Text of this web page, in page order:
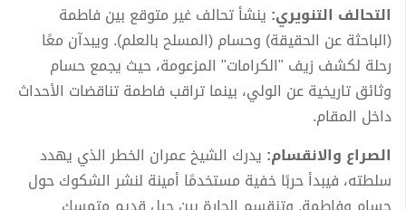
التحالف التنويري: ينشأ تحالف غير متوقع بين فاطمة
(الباحثة عن الحقيقة) وحسام (المسلح بالعلم). ويبدآن معًا
رحلة لكشف زيف "الكرامات" المزعومة، حيث يجمع حسام
وثائق تاريخية عن الولي، بينما تراقب فاطمة تناقضات الأحداث
داخل المقام.
الصراع والانقسام: يدرك الشيخ عمران الخطر الذي يهدد
سلطته، فيبدأ حربًا خفية مستخدمًا أمينة لنشر الشكوك حول